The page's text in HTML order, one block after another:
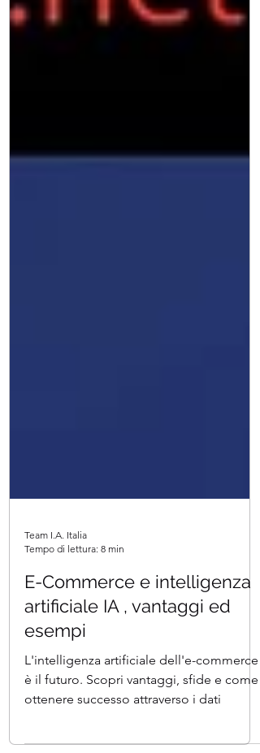
Team I.A. Italia
Tempo di lettura: 8 min
E-Commerce e intelligenza
artificiale IA , vantaggi ed
esempi
è il futuro. Scopri vantaggi, sfide e come